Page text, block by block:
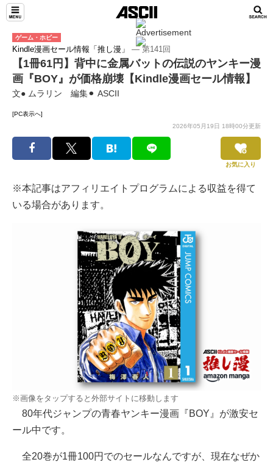
ゲーム・ホビー
Kindle漫画セール情報「推し漫」 ― 第141回
【1冊61円】背中に金属バットの伝説のヤンキー漫
画『BOY』が価格崩壊【Kindle漫画セール情報】
文● ムラリン 編集⚫︎ ASCII
[PC表示へ]
2026年05月19日 18時00分更新
お気に入り
※本記事はアフィリエイトプログラムによる収益を得て
いる場合があります。
※画像をタップすると外部サイトに移動します
80年代ジャンプの青春ヤンキー漫画『BOY』が激安セ
ール中です。
全20巻が1冊100円でのセールなんですが、現在なぜか